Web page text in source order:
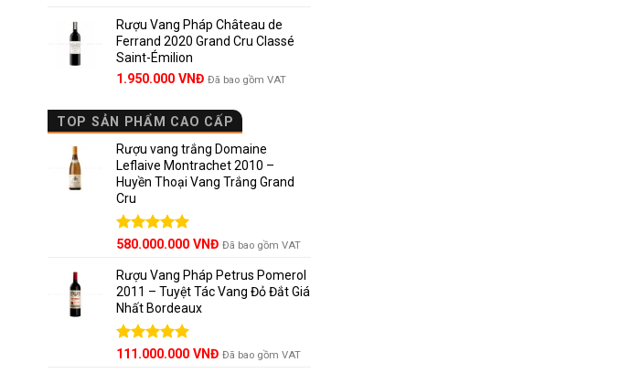
là:
1.850.000 VNĐ.
tại
là:
Rượu Vang Pháp Château de
Ferrand 2020 Grand Cru Classé
Saint-Émilion
Giá
là:
2.800.000 VNĐ.
1.950.000 VNĐGiá
tại
là:
1.950.000 VNĐ.
Đã bao gồm VAT
TOP SẢN PHẨM CAO CẤP
Rượu vang trắng Domaine
Leflaive Montrachet 2010 –
Huyền Thoại Vang Trắng Grand
Cru
Được xếp
5 sao
580.000.000 VNĐ Đã bao gồm VAT
Rượu Vang Pháp Petrus Pomerol
2011 – Tuyệt Tác Vang Đỏ Đắt Giá
Nhất Bordeaux
Được xếp
Giá
111.000.000 VNĐGiá
Đã bao gồm VAT